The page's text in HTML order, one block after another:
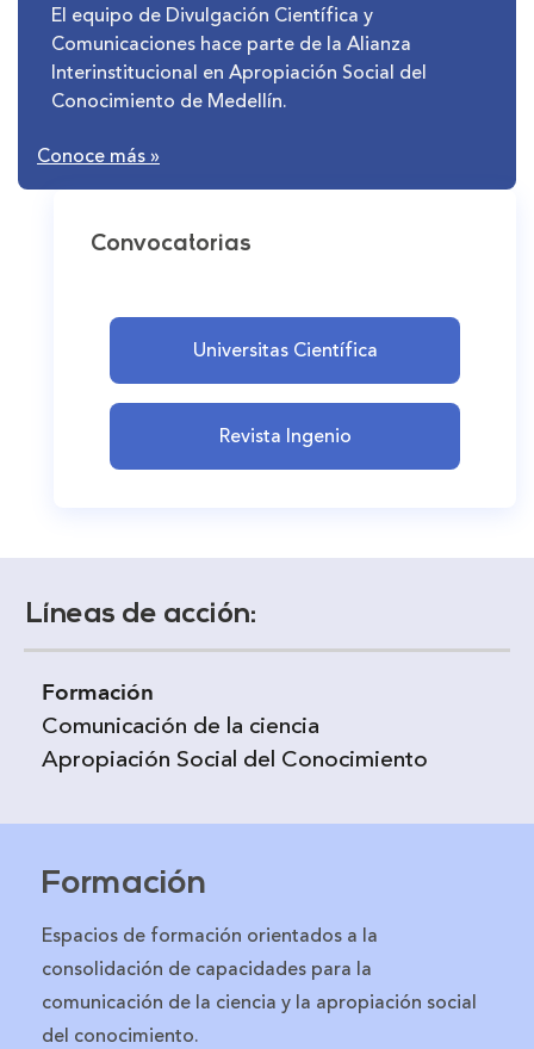
El equipo de Divulgación Científica y
Comunicaciones hace parte de la Alianza
Interinstitucional en Apropiación Social del
Conocimiento de Medellín.
Conoce más»
Convocatorias
Universitas Científica
Revista Ingenio
Líneas de acción:
Formación
Comunicación de la ciencia
Apropiación Social del Conocimiento
Formación
Espacios de formación orientados a la
consolidación de capacidades para la
comunicación de la ciencia y la apropiación social
del conocimiento.